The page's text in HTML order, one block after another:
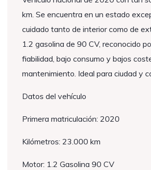
km. Se encuentra en un estado
cuidado tanto de interior como de
1.2 gasolina de 90 CV, reconocido
fiabilidad, bajo consumo y bajos
mantenimiento. Ideal para ciudad y
Datos del vehículo
Primera matriculación: 2020
Kilómetros: 23.000 km
Motor: 1.2 Gasolina 90 CV